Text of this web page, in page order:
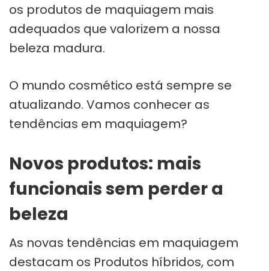
os produtos de maquiagem mais
adequados que valorizem a nossa
beleza madura.
O mundo cosmético está sempre se
atualizando. Vamos conhecer as
tendências em maquiagem?
Novos produtos: mais
funcionais sem perder a
beleza
As novas tendências em maquiagem
destacam os Produtos híbridos, com